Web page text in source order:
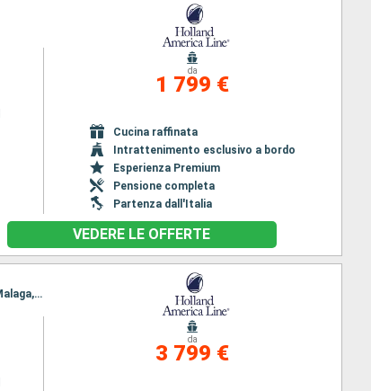
da
1 799 €
Cucina raffinata
Intrattenimento esclusivo a bordo
Esperienza Premium
Pensione completa
Partenza dall'Italia
VEDERE LE OFFERTE
Itinerario : Trieste, Zadar, Dubrovnik, Kotor, Corfu, Messina, Napoli, Civitavecchia - Roma, Barcellona, Malaga, Tangeri, Almeria, Cagliari, Civitavecchia - Roma, Livorno, Ajaccio, Marsiglia, Barcellona
da
3 799 €